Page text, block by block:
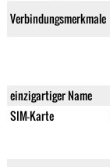
Verbindungsmerkmale
einzigartiger Name
SIM-Karte